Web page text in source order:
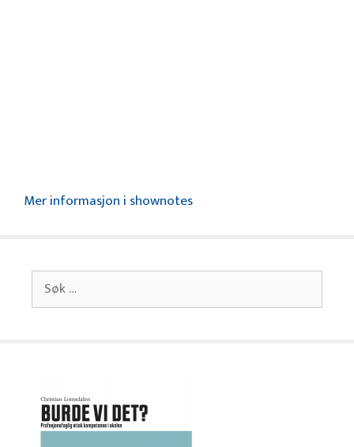
Mer informasjon i shownotes
Søk
etter: